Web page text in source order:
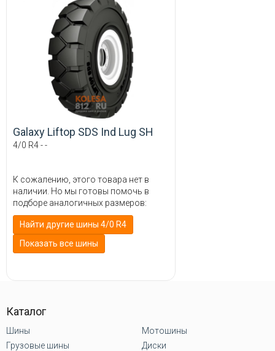
Galaxy Liftop SDS Ind Lug SH
4/0 R4 - -
К сожалению, этого товара нет в
наличии. Но мы готовы помочь в
подборе аналогичных размеров:
Найти другие шины 4/0 R4
Показать все шины
Каталог
Шины
Грузовые шины
Мотошины
Диски